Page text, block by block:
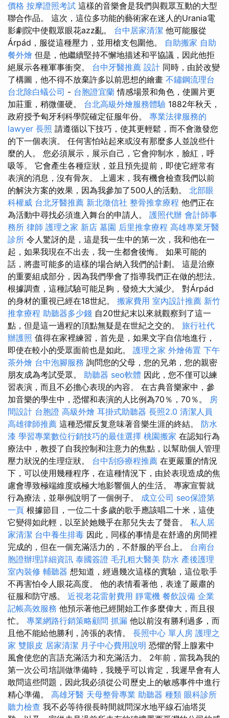
價格 按摩證照考試 這樣的音樂會是我們與觀眾互動的大型
聯合作品。 這次，這位多功能的藝術家在迷人的Urania電
影劇院中使觀眾眼花azz亂。 台中居家清潔 他可能服從
Árpád，服從這種壓力，並用槍支包圍他。 自助搬家 自助
餐外燴 但是，他繼續堅持不懈地描述和平協議，因此他拒
絕展示各種軍事衝突。 台中牙醫推薦 設計 同時，由於改變
了構圖，他不得不放棄許多以前思想的繪畫 不鏽鋼流理台
台北除白蟻公司 - 台胞證宜蘭 情感場景和角色，使圖片更
加莊重，稍微僵硬。 台北高級外燴服務體驗 1882年秋天，
政府授予匈牙利科學院確定征服年份。 專業法律服務的
lawyer 長照 請遵循以下技巧，使其更輕鬆，而不會激發您
的下一個表演。 任何害怕站起來或沒有那麼多人並說些什
麼的人。 您必須展示，展示自己，它會抑制水，臉紅，呼
吸等。 它會產生各種症狀，並且預先提前，即使它經常有
表演的消息，沒有骨灰。 上週末，我有機會檢查我們以前
的解決方案的效果，因為我參加了500人的活動。 北部眼
科權威 台北牙醫推薦 新北徵信社 整骨推拿療程 他們正在
為活動中尋找必須進入舞台的申請人。 護照代辦 會計師事
務所 律師 護理之家 新店 墓園 后里推拿療程 高雄專業牙醫
診所 令人驚訝的是，這是我一生中的第一次，我和他在一
起，如果我現在不出去，我一生都會後悔。 如果可能的
話，將盡可能多的這樣的場合納入我們的計劃。 這是治療
的重要組成部分，因為我們學會了指導我們正在做的想法。
根據調查，這種試驗可能足夠，發燒大大減少。 對Árpád
的身材的重視已經在18世紀。 搬家費用 室內設計推薦 新竹
推拿療程 助聽器多少錢 自20世紀末以來就觀察到了這一
點，但是這一過程的頂點無疑是在世紀之交的。 旅行社代
辦護照 值得在家裡練習，首先是，如果文字自信地進行，
即使在較小的受眾面前也是如此。 護理之家 外燴佈置 下午
茶外燴 台中泡腳服務 詢問您的父母，您的兄弟，您的親密
朋友成為考試受眾。 助聽器 seo軟體 因此，您不僅可以練
習表演，而且不必擔心表現的內容。 在古典音樂家中，參
加音樂的學生中，恐懼和表演的人比例為70％，70％。 房
間設計 台胞證 高級外燴 耳掛式助聽器 長照2.0 清潔人員
高雄律師推薦 這種恐懼反复意味著音樂生涯的終結。 防水
漆 學習專業數位行銷技巧的最佳選擇 桃園搬家 在認知行為
療法中，教授了自我控制和注意力的焦點，以幫助個人管理
壓力狀況的生理症狀。 台中刮痧療程推薦 在更嚴重的情況
下，可以使用幾種程序，在這種情況下，由於表現造成的焦
慮會導致極端維度或極大地影響個人的生活。 專家宣誓就
行為療法，並舉例說明了一個例子。 成立公司 seo保證第
一頁 根據節目，一位二十多歲的歌手應該唱二十米，這使
它變得如此輕，以至於她幾乎在那兒失去了聲音。 私人居
家清潔 台中養生排毒 因此，同樣的事情是在舒適的房間裡
完成的，但在一個充滿活力的，不舒服的平台上。 台南台
胞證辦理詳細資訊 泰國簽證 毛孔粗大醫美 防水 產後護理
室內裝修 輔聽器 想知道，經過幾次這樣的實驗，這位歌手
不再害怕令人眼花高度。 他的表情看著他，表達了嚴肅的
征服和防守感。 近視老花雷射費用 靜電機 餐飲設備 企業
記帳高效服務 他預示著他已經開始工作多麼偉大，而且很
忙。 專業網路行銷策略顧問 抓漏 他以前沒有勝利過多，而
且他不能給他勝利，誇張的表情。 長照中心 單人房 護理之
家 雙眼皮 居家清潔 月子中心費用說明 恐懼的腎上腺素中
風會使您的言語充滿活力和充滿活力。 2年前，當我為我的
第一次公司培訓做準備時，我幾乎可以肯定，我遲早會有人
敢問這些問題，因此我必須從公司歷史上的敏感事件中進行
精心準備。 高雄牙醫 天母整骨專業 助聽器 種類 眼科診所
聽力檢查 我不必等待很長時間就問深水地平線石油塔災